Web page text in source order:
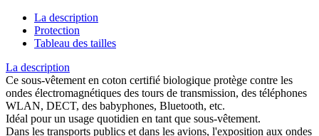
La description
Protection
Tableau des tailles
La description
Ce sous-vêtement en coton certifié biologique protège contre les
ondes électromagnétiques des tours de transmission, des téléphones
WLAN, DECT, des babyphones, Bluetooth, etc.
Idéal pour un usage quotidien en tant que sous-vêtement.
Dans les transports publics et dans les avions, l'exposition aux ondes